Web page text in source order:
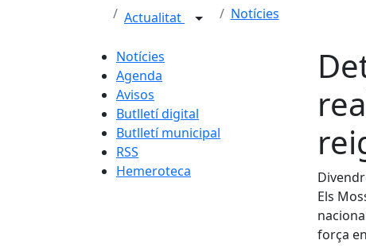
Actualitat Notícies
Notícies
Agenda
Avisos
Butlletí digital
Butlletí municipal
RSS
Hemeroteca
Els
força